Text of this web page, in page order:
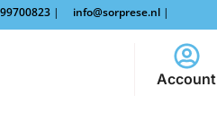
| info@sorprese.nl |
Account